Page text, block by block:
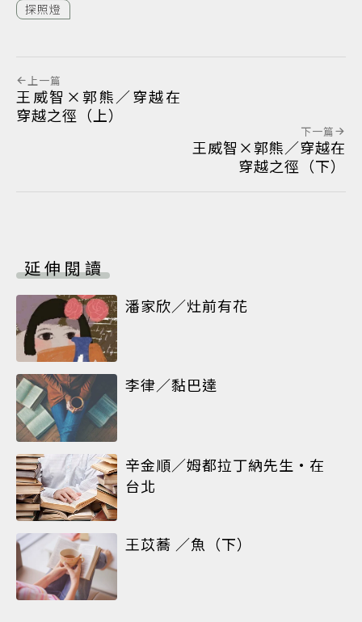
探照燈
上一篇
王威智×郭熊／穿越在
穿越之徑（上）
下一篇
王威智×郭熊／穿越在
穿越之徑（下）
延伸閱讀
潘家欣／灶前有花
李律／黏巴達
辛金順／姆都拉丁納先生•在
台北
王苡蕎 ／魚（下）